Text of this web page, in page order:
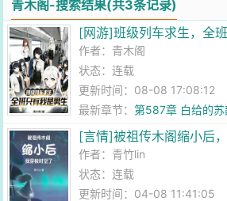
青木阁-搜索结果(共3条记录)
[网游]班级列车求生，全
作者： 青木阁
状态：连载
更新时间：08-08 17:08:12
最新章节：第587章 白给的苏
[言情]被祖传木阁缩小后
作者： 青竹lin
状态：连载
更新时间：04-08 11:41:05